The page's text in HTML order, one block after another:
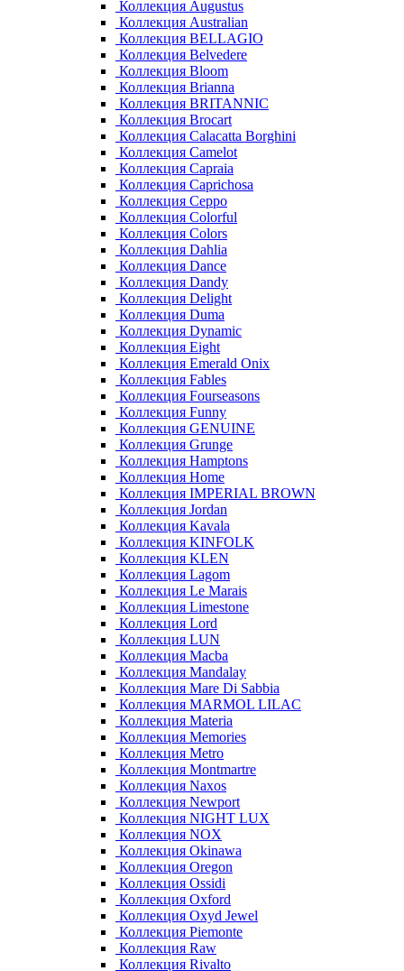
Коллекция Augustus
Коллекция Australian
Коллекция BELLAGIO
Коллекция Belvedere
Коллекция Bloom
Коллекция Brianna
Коллекция BRITANNIC
Коллекция Brocart
Коллекция Calacatta Borghini
Коллекция Camelot
Коллекция Capraia
Коллекция Caprichosa
Коллекция Ceppo
Коллекция Colorful
Коллекция Colors
Коллекция Dahlia
Коллекция Dance
Коллекция Dandy
Коллекция Delight
Коллекция Duma
Коллекция Dynamic
Коллекция Eight
Коллекция Emerald Onix
Коллекция Fables
Коллекция Fourseasons
Коллекция Funny
Коллекция GENUINE
Коллекция Grunge
Коллекция Hamptons
Коллекция Home
Коллекция IMPERIAL BROWN
Коллекция Jordan
Коллекция Kavala
Коллекция KINFOLK
Коллекция KLEN
Коллекция Lagom
Коллекция Le Marais
Коллекция Limestone
Коллекция Lord
Коллекция LUN
Коллекция Macba
Коллекция Mandalay
Коллекция Mare Di Sabbia
Коллекция MARMOL LILAC
Коллекция Materia
Коллекция Memories
Коллекция Metro
Коллекция Montmartre
Коллекция Naxos
Коллекция Newport
Коллекция NIGHT LUX
Коллекция NOX
Коллекция Okinawa
Коллекция Oregon
Коллекция Ossidi
Коллекция Oxford
Коллекция Oxyd Jewel
Коллекция Piemonte
Коллекция Raw
Коллекция Rivalto